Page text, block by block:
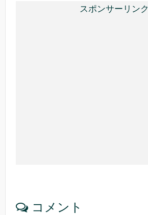
スポンサーリンク
コメント